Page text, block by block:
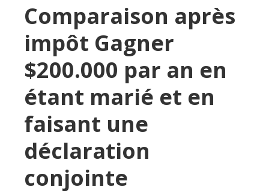
Comparaison après
impôt Gagner
$200.000 par an en
étant marié et en
faisant une
déclaration
conjointe